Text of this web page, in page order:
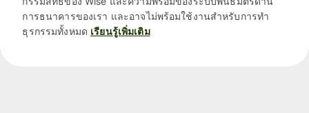
การธนาคารของเรา และอาจไม่พร้อมใช้งานสำหรับการทำ
ธุรกรรมทั้งหมด เรียนรู้เพิ่มเติม